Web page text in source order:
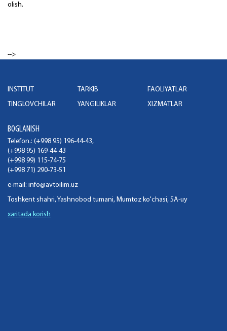
olish.
-->
INSTITUT TARKIB
FAOLIYATLAR
TINGLOVCHILAR
YANGILIKLAR XIZMATLAR
BOGLANISH
Telefon.: (+998 95) 196-44-43,
(+998 95) 169-44-43
(+998 99) 115-74-75
(+998 71) 290-73-51
e-mail: info@avtoilim.uz
Toshkent shahri, Yashnobod tumani, Mumtoz ko'chasi, 5A-uy
xaritada korish